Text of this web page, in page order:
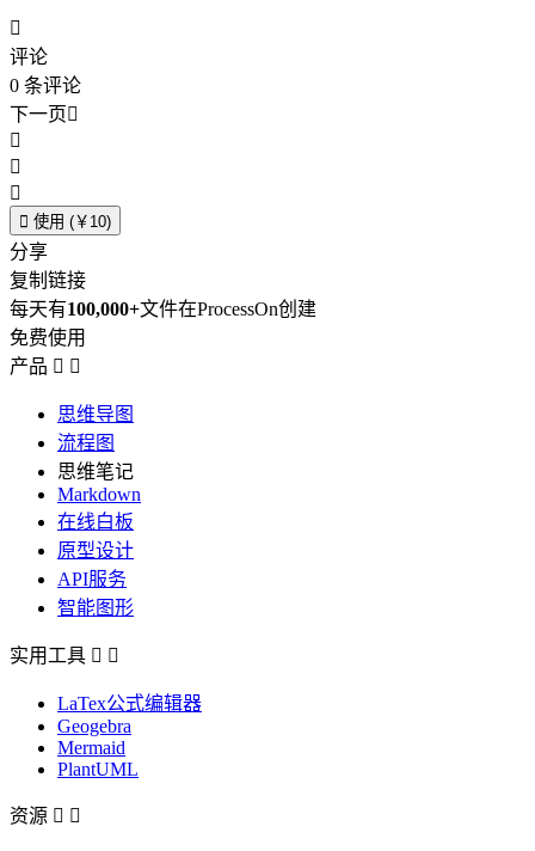

评论
0 条评论
下一页



 使用 (￥10)
分享
复制链接
每天有100,000+文件在ProcessOn创建
免费使用
产品  
思维导图
流程图
思维笔记
Markdown
在线白板
原型设计
API服务
智能图形
实用工具  
LaTex公式编辑器
Geogebra
Mermaid
PlantUML
资源  